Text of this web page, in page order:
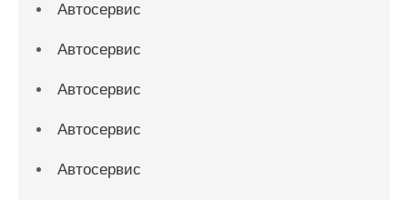
Автосервис
Автосервис
Автосервис
Автосервис
Автосервис